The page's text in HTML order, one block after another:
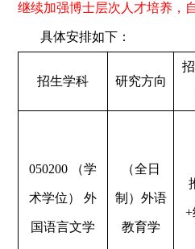
继续加强博士层次人才培养，
具体安排如下：
招生学科 研究方向
050200 （学
术学位） 外
国语言文学
（全日
制）外语
教育学
+